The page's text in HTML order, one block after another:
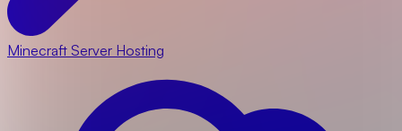
Minecraft Server Hosting